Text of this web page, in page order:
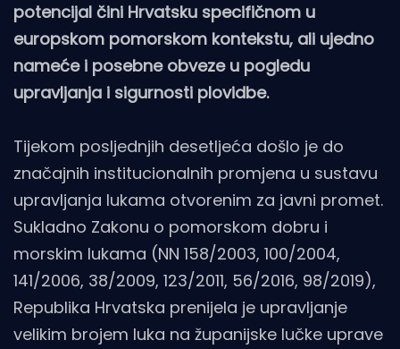
potencijal čini Hrvatsku specifičnom u
europskom pomorskom kontekstu, ali ujedno
nameće i posebne obveze u pogledu
upravljanja i sigurnosti plovidbe.
Tijekom posljednjih desetljeća došlo je do
značajnih institucionalnih promjena u sustavu
upravljanja lukama otvorenim za javni promet.
Sukladno Zakonu o pomorskom dobru i
morskim lukama (NN 158/2003, 100/2004,
141/2006, 38/2009, 123/2011, 56/2016, 98/2019),
Republika Hrvatska prenijela je upravljanje
velikim brojem luka na županijske lučke uprave